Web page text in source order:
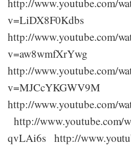
http://www.youtube.com/
v=LiDX8F0Kdbs
http://www.youtube.com/
v=aw8wmfXrYwg
http://www.youtube.com/
v=MJCcYKGWV9M
http://www.youtube.com/
http://www.youtube.com/
qvLAi6s http://